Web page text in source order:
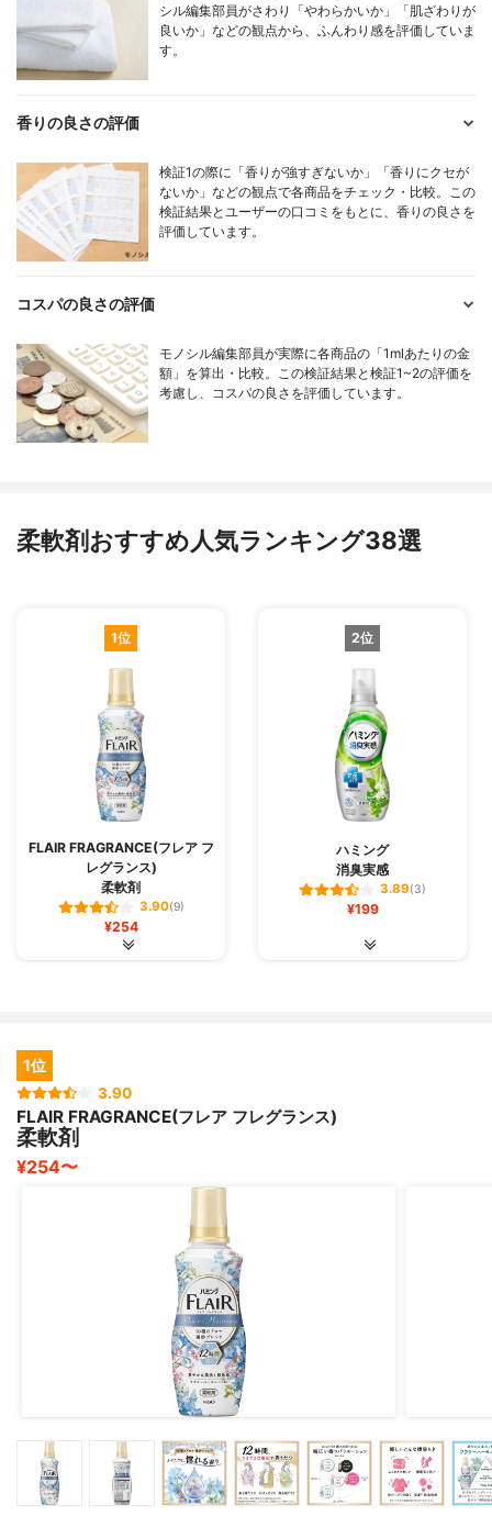
シル編集部員がさわり「やわらかいか」「肌ざわりが
良いか」などの観点から、ふんわり感を評価していま
す。
香りの良さの評価
検証1の際に「香りが強すぎないか」「香りにクセが
ないか」などの観点で各商品をチェック・比較。この
検証結果とユーザーの口コミをもとに、香りの良さを
評価しています。
コスパの良さの評価
モノシル編集部員が実際に各商品の「1mlあたりの金
額」を算出・比較。この検証結果と検証1~2の評価を
考慮し、コスパの良さを評価しています。
柔軟剤おすすめ人気ランキング38選
1位
FLAIR FRAGRANCE(フレア フ
レグランス)
柔軟剤
3.90(9)
¥254
2位
ハミング
消臭実感
3.89(3)
¥199
1位
3.90
FLAIR FRAGRANCE(フレア フレグランス)
柔軟剤
¥254〜